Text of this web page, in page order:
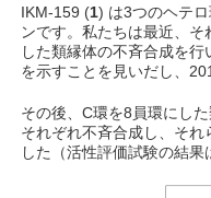
IKM-159 (1) は3つのヘテ
ンです。私たちは最近、
した類縁体の不斉合成を行
を示すことを見いだし、
その後、C環を8員環にし
それぞれ不斉合成し、それ
した（活性評価試験の結果